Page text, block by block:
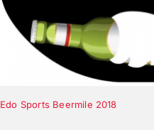
Edo Sports Beermile 2018